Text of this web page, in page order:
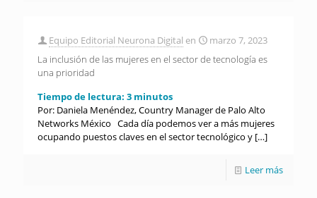
Equipo Editorial Neurona Digital en
marzo 7, 2023
La inclusión de las mujeres en el sector de tecnología es
una prioridad
Tiempo de lectura: 3 minutos
Por: Daniela Menéndez, Country Manager de Palo Alto
Networks México Cada día podemos ver a más mujeres
ocupando puestos claves en el sector tecnológico y […]
Leer más